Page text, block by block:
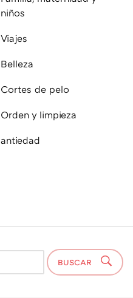
niños
Viajes
Belleza
Cortes de pelo
Orden y limpieza
antiedad
BUSCAR